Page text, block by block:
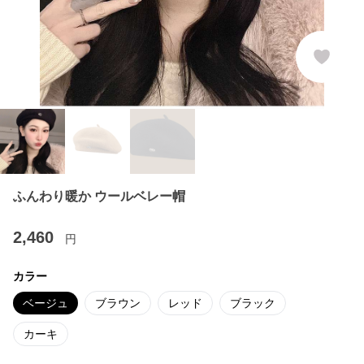
ふんわり暖か ウールベレー帽
2,460 円
カラー
ベージュ ブラウン レッド ブラック
カーキ